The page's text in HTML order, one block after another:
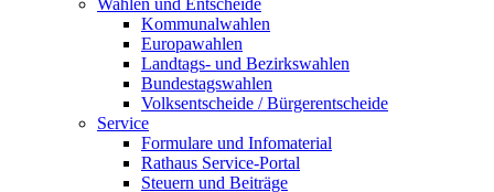
Wahlen und Entscheide
Kommunalwahlen
Europawahlen
Landtags- und Bezirkswahlen
Bundestagswahlen
Volksentscheide / Bürgerentscheide
Service
Formulare und Infomaterial
Rathaus Service-Portal
Steuern und Beiträge